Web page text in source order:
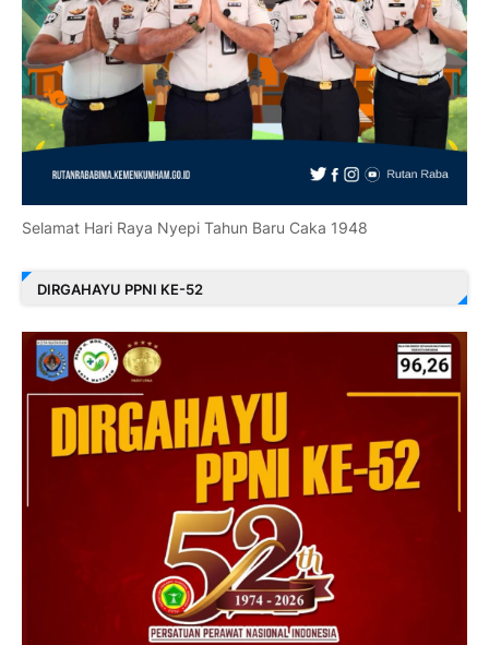
Selamat Hari Raya Nyepi Tahun Baru Caka 1948
DIRGAHAYU PPNI KE-52